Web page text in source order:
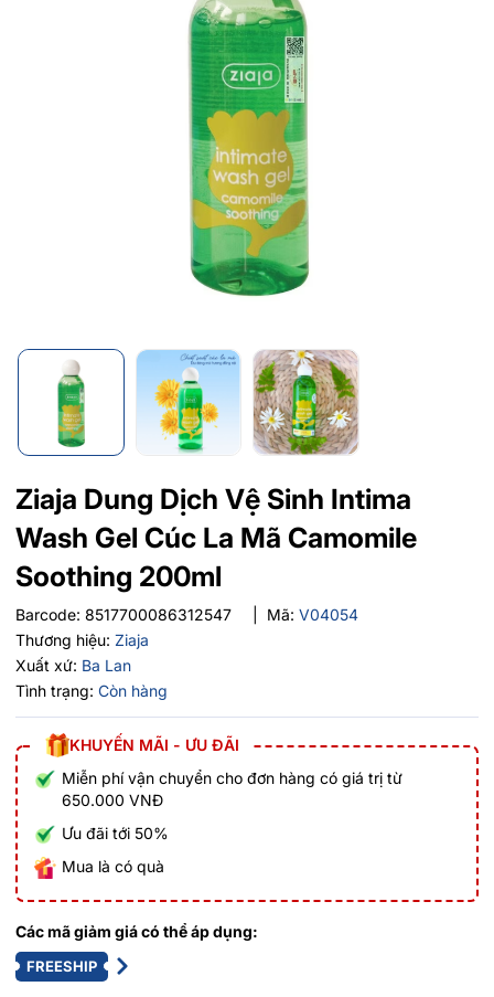
Ziaja Dung Dịch Vệ Sinh Intima
Wash Gel Cúc La Mã Camomile
Soothing 200ml
Barcode: 8517700086312547 Mã: V04054
Thương hiệu: Ziaja
Xuất xứ: Ba Lan
Tình trạng: Còn hàng
KHUYẾN MÃI - ƯU ĐÃI
Miễn phí vận chuyển cho đơn hàng có giá trị từ
650.000 VNĐ
Ưu đãi tới 50%
Mua là có quà
Các mã giảm giá có thể áp dụng:
FREESHIP